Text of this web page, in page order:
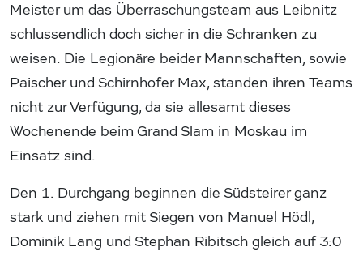
Meister um das Überraschungsteam aus Leibnitz
schlussendlich doch sicher in die Schranken zu
weisen. Die Legionäre beider Mannschaften, sowie
Paischer und Schirnhofer Max, standen ihren Teams
nicht zur Verfügung, da sie allesamt dieses
Wochenende beim Grand Slam in Moskau im
Einsatz sind.
Den 1. Durchgang beginnen die Südsteirer ganz
stark und ziehen mit Siegen von Manuel Hödl,
Dominik Lang und Stephan Ribitsch gleich auf 3:0